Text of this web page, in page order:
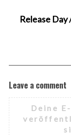
Release
Leave a comment
Deine